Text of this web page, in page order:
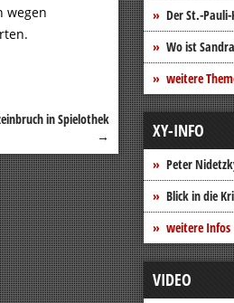
wegen
in Spielothek
→
Der St.-
Wo ist
weitere
XY-INFO
Peter
Blick in die
weitere Infos
VIDEO